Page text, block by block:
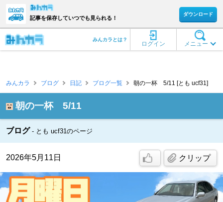
記事を保存していつでも見られる！
ダウンロード
メニュー
ログイン
みんカラとは？
みんカラ ブログ 日記 ブログ一覧 朝の一杯 5/11 [とも ucf31]
朝の一杯 5/11
ブログ とも ucf31のページ
2026年5月11日 クリップ